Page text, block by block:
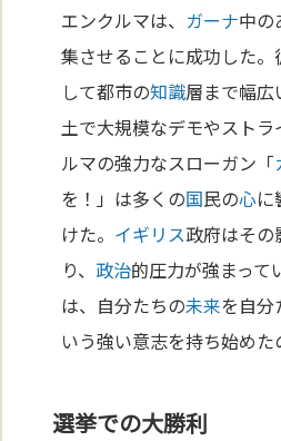
エンクルマは、 ガーナ中の
集させることに成功した
して都市の知識層まで幅広
土で大規模なデモやスト
ルマの強力なスローガン「
を！」は多くの国民の心に
けた。 イギリス政府はそ
り、 政治的圧力が強まって
は、自分たちの未来を自分
いう強い意志を持ち始めた
選挙での大勝利